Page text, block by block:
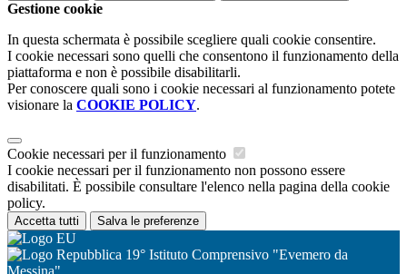
Gestione cookie
In questa schermata è possibile scegliere quali cookie consentire.
I cookie necessari sono quelli che consentono il funzionamento della
piattaforma e non è possibile disabilitarli.
Per conoscere quali sono i cookie necessari al funzionamento potete
visionare la COOKIE POLICY.
Cookie necessari per il funzionamento
I cookie necessari per il funzionamento non possono essere
disabilitati. È possibile consultare l'elenco nella pagina della cookie
policy.
Accetta tutti Salva le preferenze
19° Istituto Comprensivo "Evemero da
Messina"